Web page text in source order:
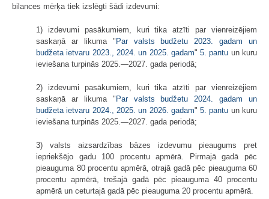
bilances mērķa tiek izslēgti šādi izdevumi:
1) izdevumi pasākumiem, kuri tika atzīti par vienreizējiem
saskaņā ar likuma " Par valsts budžetu 2023. gadam un
budžeta ietvaru 2023., 2024. un 2025. gadam"5. pantu un kuru
ieviešana turpinās 2025.—2027. gada periodā;
2) izdevumi pasākumiem, kuri tika atzīti par vienreizējiem
saskaņā ar likuma " Par valsts budžetu 2024. gadam un
budžeta ietvaru 2024., 2025. un 2026. gadam"5. pantu un kuru
ieviešana turpinās 2025.—2027. gada periodā;
3) valsts aizsardzības bāzes izdevumu pieaugums pret
iepriekšējo gadu 100 procentu apmērā. Pirmajā gadā pēc
pieauguma 80 procentu apmērā, otrajā gadā pēc pieauguma 60
procentu apmērā, trešajā gadā pēc pieauguma 40 procentu
apmērā un ceturtajā gadā pēc pieauguma 20 procentu apmērā.